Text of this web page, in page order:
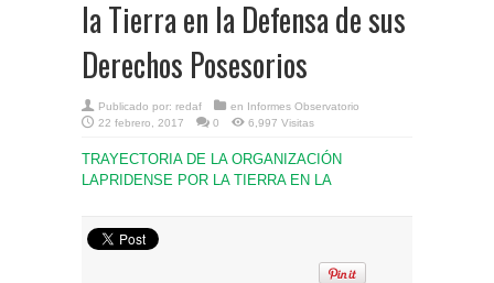
la Tierra en la Defensa de sus
Derechos Posesorios
Publicado por: redaf en Informes Observatorio
22 febrero, 2017
0 6,997 Visitas
TRAYECTORIA DE LA ORGANIZACIÓN
LAPRIDENSE POR LA TIERRA EN LA